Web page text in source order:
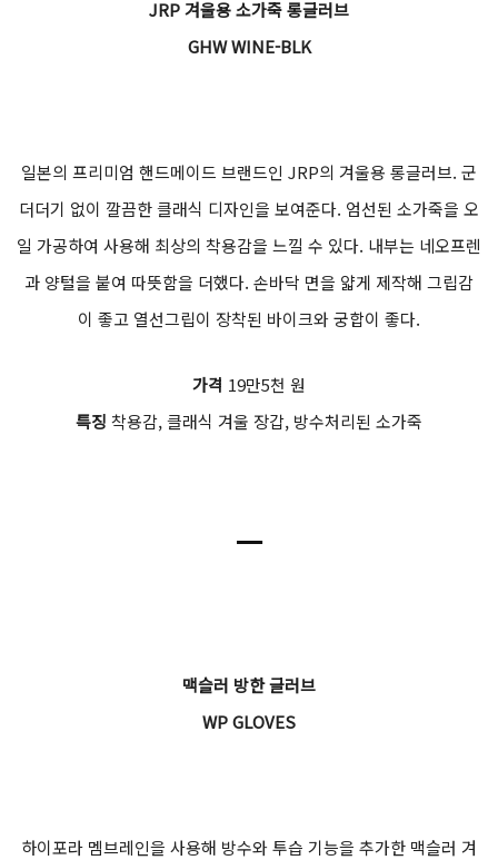
JRP 겨울용 소가죽 롱글러브
GHW WINE-BLK
일본의 프리미엄 핸드메이드 브랜드인 JRP의 겨울용 롱글러브. 군
더더기 없이 깔끔한 클래식 디자인을 보여준다. 엄선된 소가죽을 오
일 가공하여 사용해 최상의 착용감을 느낄 수 있다. 내부는 네오프렌
과 양털을 붙여 따뜻함을 더했다. 손바닥 면을 얇게 제작해 그립감
이 좋고 열선그립이 장착된 바이크와 궁합이 좋다.
가격 19만5천 원
특징 착용감, 클래식 겨울 장갑, 방수처리된 소가죽
ㅡ
맥슬러 방한 글러브
WP GLOVES
하이포라 멤브레인을 사용해 방수와 투습 기능을 추가한 맥슬러 겨